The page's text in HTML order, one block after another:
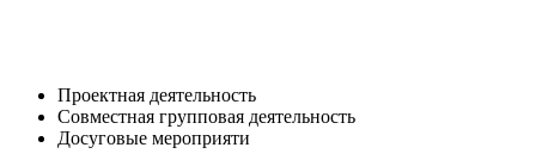
Проектная деятельность
Совместная групповая деятельность
Досуговые мероприяти